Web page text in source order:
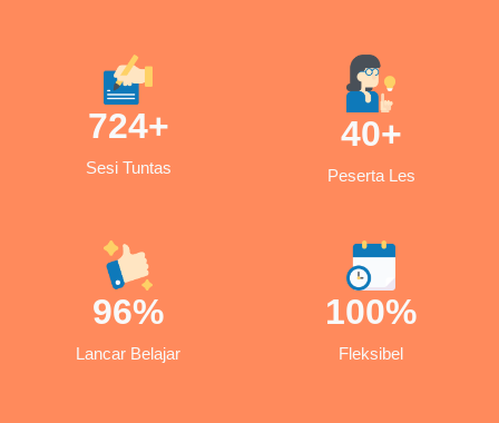
Sesi Tuntas
724+
Peserta Les
40+
Lancar Belajar
96%
Fleksibel
100%